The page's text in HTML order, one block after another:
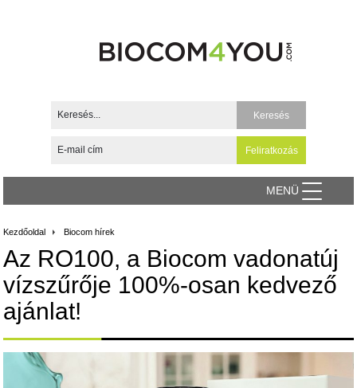
MENÜ
Kezdőoldal Biocom hírek
Az RO100, a Biocom vadonatúj
vízszűrője 100%-osan kedvező
ajánlat!